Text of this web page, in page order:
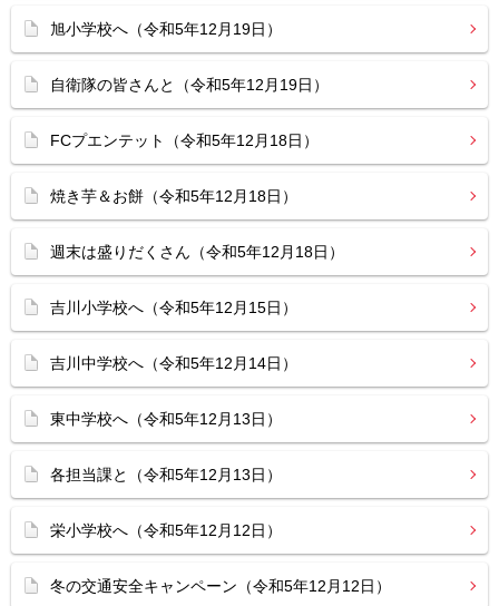
旭小学校へ（令和5年12月19日）
自衛隊の皆さんと（令和5年12月19日）
FCプエンテット（令和5年12月18日）
焼き芋＆お餅（令和5年12月18日）
週末は盛りだくさん（令和5年12月18日）
吉川小学校へ（令和5年12月15日）
吉川中学校へ（令和5年12月14日）
東中学校へ（令和5年12月13日）
各担当課と（令和5年12月13日）
栄小学校へ（令和5年12月12日）
冬の交通安全キャンペーン（令和5年12月12日）